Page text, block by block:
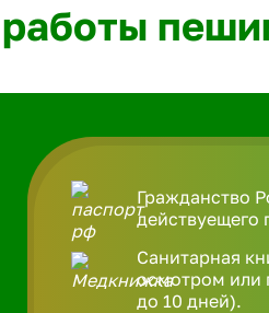
Гражданство
действуещего
Санитарная
осмотром или
до 10 дней).